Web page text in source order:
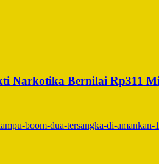
Narkotika Bernilai Rp311